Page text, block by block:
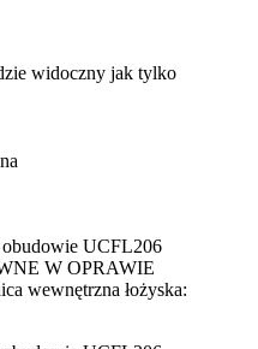
widoczny jak tylko
W OPRAWIE
wewnętrzna łożyska: